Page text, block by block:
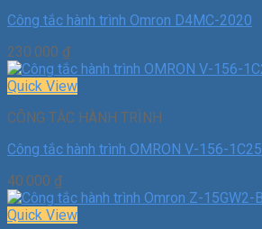
Công tắc hành trình Omron D4MC-2020
230.000 ₫
Quick View
CÔNG TẮC HÀNH TRÌNH
Công tắc hành trình OMRON V-156-1C25
40.000 ₫
Quick View